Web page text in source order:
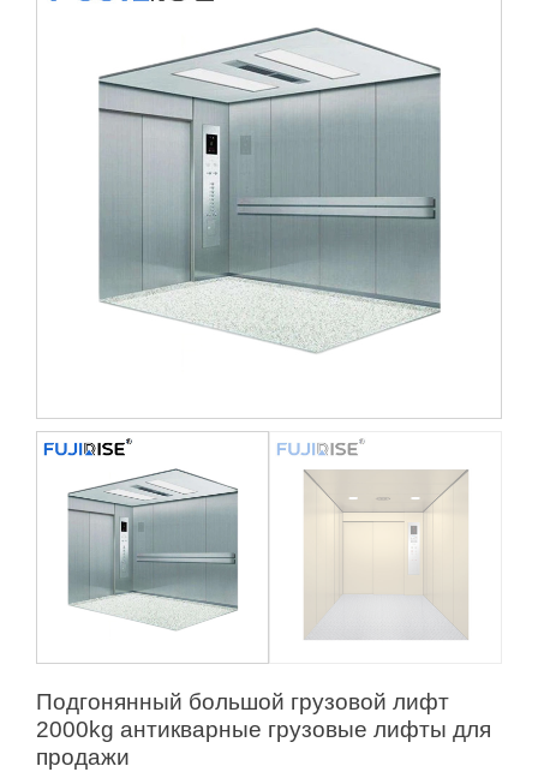
Подгонянный большой грузовой лифт
2000kg антикварные грузовые лифты для
продажи